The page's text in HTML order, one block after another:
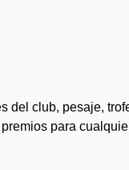
del club, pesaje,
para